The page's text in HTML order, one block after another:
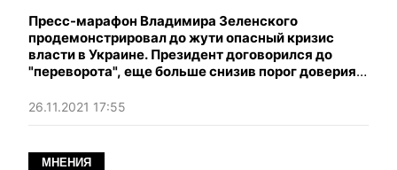
Пресс-марафон Владимира Зеленского
продемонстрировал до жути опасный кризис
власти в Украине. Президент договорился до
"переворота", еще больше снизив порог доверия к
26.11.2021 17:55
МНЕНИЯ